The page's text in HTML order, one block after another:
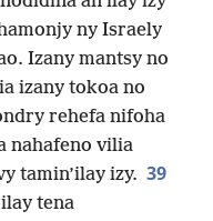
ny Israely
Izany mantsy no
izany tokoa no
rehefa nifoha
nahafeno vilia
tamin’ilay izy. 39
tena